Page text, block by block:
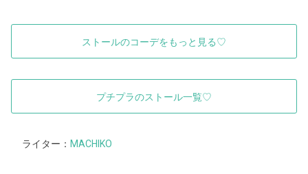
ストールのコーデをもっと見る♡
プチプラのストール一覧♡
ライター： MACHIKO